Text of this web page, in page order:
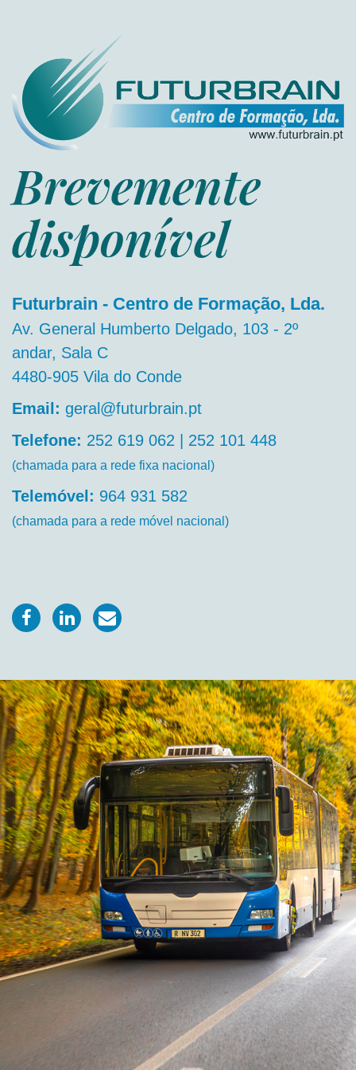
Brevemente
disponível
Futurbrain - Centro de Formação, Lda.
Av. General Humberto Delgado, 103 - 2º
andar, Sala C
4480-905 Vila do Conde
Email: geral@futurbrain.pt
Telefone: 252 619 062 252 101 448
(chamada para a rede fixa nacional)
Telemóvel: 964 931 582
(chamada para a rede móvel nacional)